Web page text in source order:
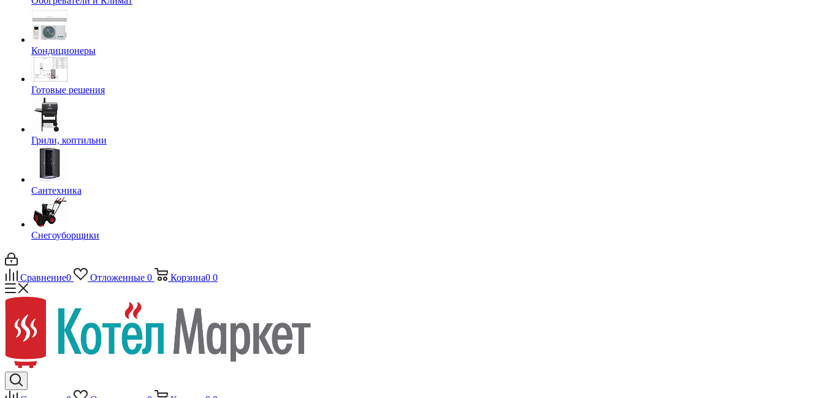
Кондиционеры
Готовые решения
Грили, коптильни
Сантехника
Снегоуборщики
Сравнение0 Отложенные 0 Корзина0 0